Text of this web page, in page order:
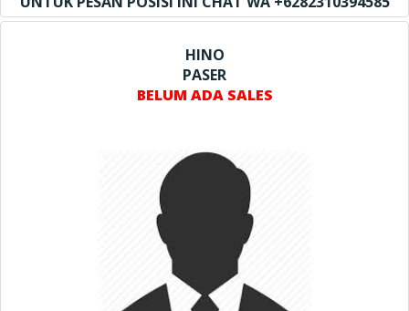
HINO
PASER
BELUM ADA SALES